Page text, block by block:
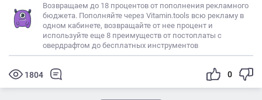
Возвращаем до 18 процентов от пополнения рекламного
бюджета. Пополняйте через Vitamin.tools всю рекламу в
одном кабинете, возвращайте от нее процент и
используйте еще 8 преимуществ от постоплаты с
овердрафтом до бесплатных инструментов
1804 0